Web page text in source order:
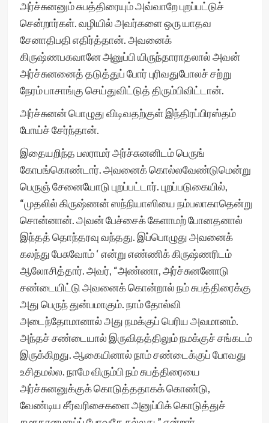
அர்ச்சுனனும் சுபத்திரையும் அவ்வாறே புறப்பட்டுச்
சென்றார்கள். வழியில் அவர்களை ஒரு யாதவ
சேனாதிபதி எதிர்த்தான். அவனைக்
கிருஷ்ணபகவானே அனுப்பி யிருந்தாராதலால் அவன்
அர்ச்சுனனைத் தடுத்துப் போர் புரிவதுபோலச் சற்று
நேரம் பாசாங்கு செய்துவிட்டுத் திரும்பிவிட்டான்.
அர்ச்சுனன் பொழுது விடிவதற்குள் இந்திரப்பிரஸ்தம்
போய்ச் சேர்ந்தான்.
இதையறிந்த பலராமர் அர்ச்சுனனிடம் பெருங்
கோபங்கொண்டார். அவனைக் கொல்லவேண்டுமென்று
பெருஞ் சேனையோடு புறப்பட்டார். புறப்படுகையில்,
“முதலில் கிருஷ்ணன் ஸந்நியாஸியை நம்பலாகாதென்று
சொன்னான். அவன் பேச்சைக் கேளாமற் போனதனால்
இந்தத் தொந்தரவு வந்தது. இப்பொழுது அவனைக்
கலந்து பேசுவோம் ‘ என்று எண்ணிக் கிருஷ்ணரிடம்
ஆலோசித்தார். அவர், “அண்ணா, அர்ச்சுனனோடு
சண்டையிட்டு அவனைக் கொன்றால் நம் சுபத்திரைக்கு
அது பெருந் துன்பமாகும். நாம் தோல்வி
அடைந்தோமானால் அது நமக்குப் பெரிய அவமானம்.
அந்தச் சண்டையால் இருவிதத்திலும் நமக்குச் சங்கடம்
இருக்கிறது. ஆகையினால் நாம் சண்டைக்குப் போவது
உசிதமல்ல. நாமே விரும்பி நம் சுபத்திரையை
அர்ச்சுனனுக்குக் கொடுத்ததாகக் கொண்டு,
வேண்டிய சீர்வரிசைகளை அனுப்பிக் கொடுத்துச்